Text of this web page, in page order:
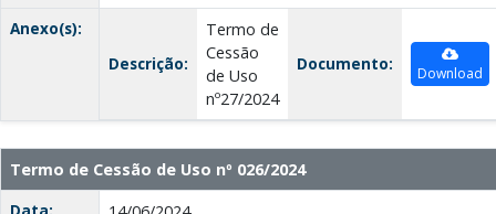
Anexo(s):
Descrição:
Termo de
Cessão
de Uso
nº27/2024
Documento: Download
Termo de Cessão de Uso nº 026/2024